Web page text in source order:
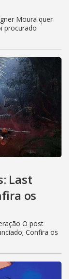
Moura quer
procurado
Last
os
O post
Confira os